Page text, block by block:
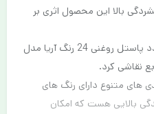
بالا این محصول اثری بر
پوست دست نمی گذارد و با هر عدد پاستل روغنی 24 رنگ آریا مدل
های متنوع دارای رنگ های
بالایی هست که امکان